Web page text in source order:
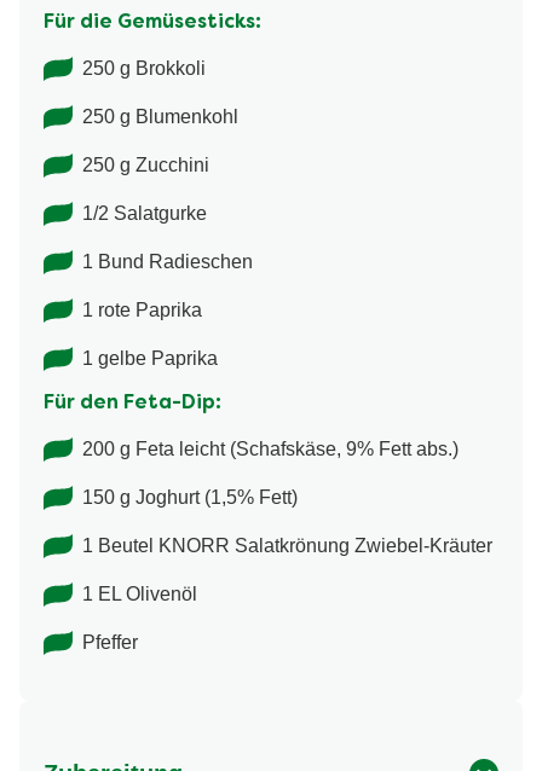
Für die Gemüsesticks:
250 g Brokkoli
250 g Blumenkohl
250 g Zucchini
1/2 Salatgurke
1 Bund Radieschen
1 rote Paprika
1 gelbe Paprika
Für den Feta-Dip:
200 g Feta leicht (Schafskäse, 9% Fett abs.)
150 g Joghurt (1,5% Fett)
1 Beutel KNORR Salatkrönung Zwiebel-​Kräuter
1 EL Olivenöl
Pfeffer